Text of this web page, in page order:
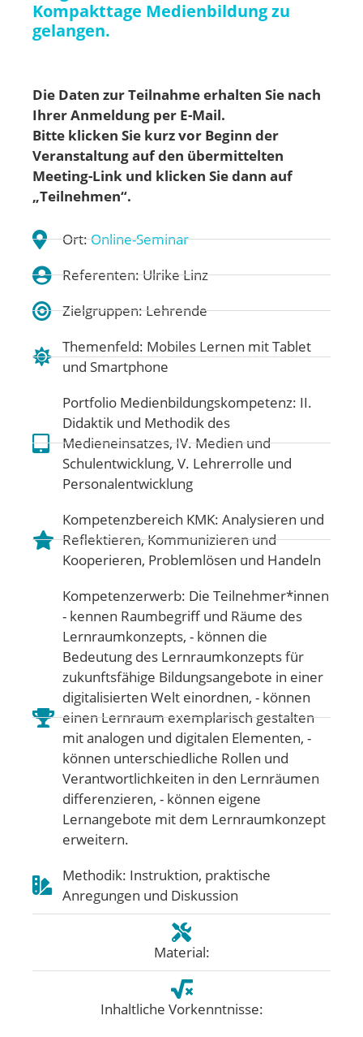
Kompakttage Medienbildung zu
gelangen.
Die Daten zur Teilnahme erhalten Sie nach
Ihrer Anmeldung per E-Mail.
Bitte klicken Sie kurz vor Beginn der
Veranstaltung auf den übermittelten
Meeting-Link und klicken Sie dann auf
„Teilnehmen“.
Ort:Online-Seminar
Referenten: Ulrike Linz
Zielgruppen: Lehrende
Themenfeld: Mobiles Lernen mit Tablet
und Smartphone
Portfolio Medienbildungskompetenz: II.
Didaktik und Methodik des
Medieneinsatzes,IV. Medien und
Schulentwicklung, V. Lehrerrolle und
Personalentwicklung
Kompetenzbereich KMK: Analysieren und
Reflektieren,Kommunizieren und
Kooperieren, Problemlösen und Handeln
Kompetenzerwerb: Die Teilnehmer*innen
- kennen Raumbegriff und Räume des
Lernraumkonzepts, - können die
Bedeutung des Lernraumkonzepts für
zukunftsfähige Bildungsangebote in einer
digitalisierten Welt einordnen, - können
einen Lernraum exemplarisch gestalten
mit analogen und digitalen Elementen, -
können unterschiedliche Rollen und
Verantwortlichkeiten in den Lernräumen
differenzieren, - können eigene
Lernangebote mit dem Lernraumkonzept
erweitern.
Methodik: Instruktion, praktische
Anregungen und Diskussion
Material:
Inhaltliche Vorkenntnisse: